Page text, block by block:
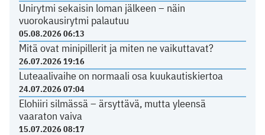
Unirytmi sekaisin loman jälkeen – näin
vuorokausirytmi palautuu
05.08.2026 06:13
Mitä ovat minipillerit ja miten ne vaikuttavat?
26.07.2026 19:16
Luteaalivaihe on normaali osa kuukautiskiertoa
24.07.2026 07:04
Elohiiri silmässä – ärsyttävä, mutta yleensä
vaaraton vaiva
15.07.2026 08:17